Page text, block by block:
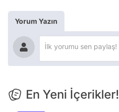
Yorum Yazın
En Yeni İçerikler!